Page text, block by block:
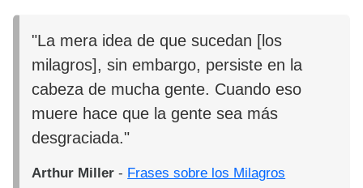
"La mera idea de que sucedan [los
milagros], sin embargo, persiste en la
cabeza de mucha gente. Cuando eso
muere hace que la gente sea más
desgraciada."
Arthur Miller - Frases sobre los Milagros